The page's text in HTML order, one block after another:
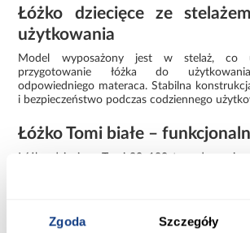
Zgoda Szczegóły
Łóżko dziecięce ze
użytkowania
Model wyposażony jest w stelaż, co
przygotowanie łóżka do
odpowiedniego materaca. Stabilna
i bezpieczeństwo podczas codziennego
Łóżko Tomi białe –
Łóżko dziecięce Tomi 80x180 to połączenie
wygody. Większa powierzchnia spania
sprawiają, że jest to praktyczne